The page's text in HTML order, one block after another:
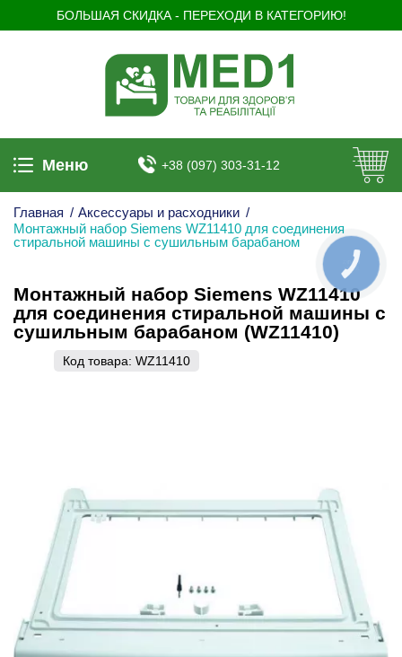
БОЛЬШАЯ СКИДКА - ПЕРЕХОДИ В КАТЕГОРИЮ!
Меню +38 (097) 303-31-12
Главная / Аксессуары и расходники /
Монтажный набор Siemens WZ11410 для соединения
стиральной машины с сушильным барабаном
Монтажный набор Siemens WZ11410
для соединения стиральной машины с
сушильным барабаном (WZ11410)
Код товара: WZ11410
КНОПКА
ЗВ'ЯЗКУ